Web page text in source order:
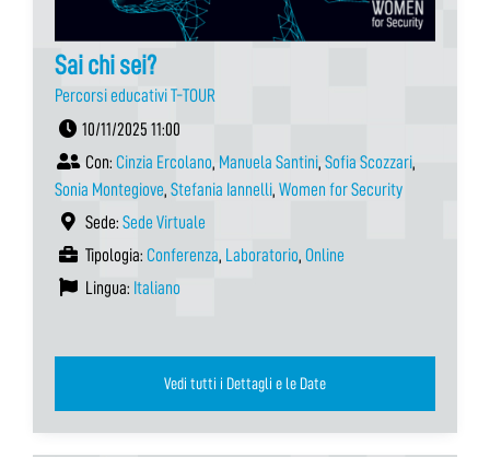
Sai chi sei?
Percorsi educativi T-TOUR
10/11/2025 11:00
Con: Cinzia Ercolano, Manuela Santini, Sofia Scozzari,
Sonia Montegiove, Stefania Iannelli, Women for Security
Sede: Sede Virtuale
Tipologia: Conferenza, Laboratorio, Online
Lingua: Italiano
Vedi tutti i Dettagli e le Date